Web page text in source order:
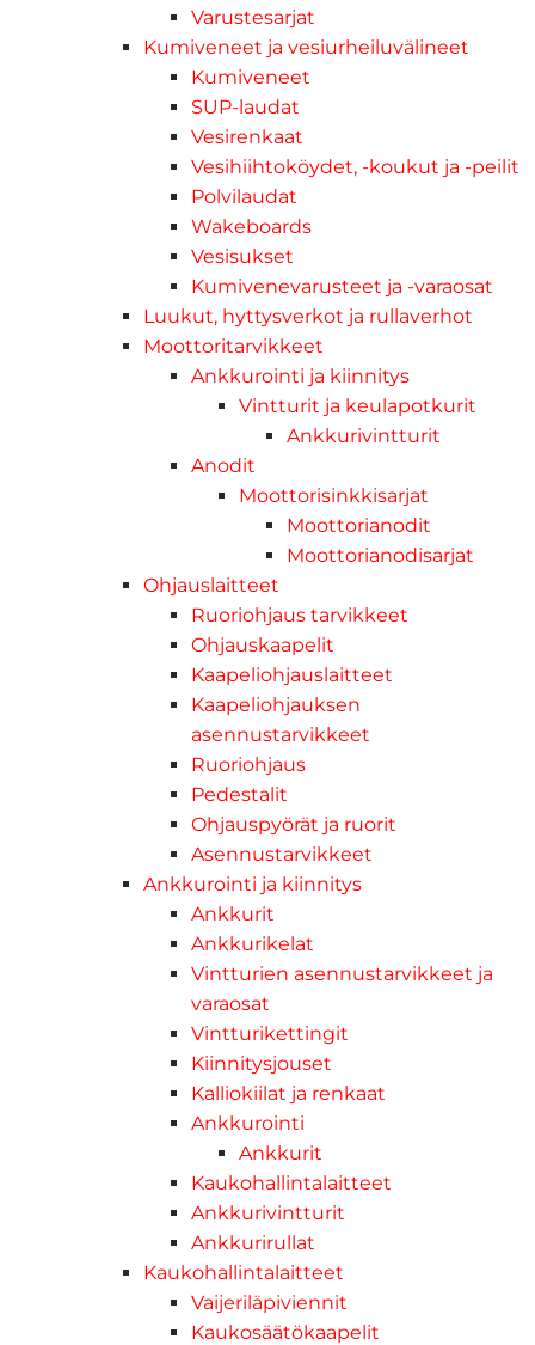
Varustesarjat
Kumiveneet ja vesiurheiluvälineet
Kumiveneet
SUP-laudat
Vesirenkaat
Vesihiihtoköydet, -koukut ja -peilit
Polvilaudat
Wakeboards
Vesisukset
Kumivenevarusteet ja -varaosat
Luukut, hyttysverkot ja rullaverhot
Moottoritarvikkeet
Ankkurointi ja kiinnitys
Vintturit ja keulapotkurit
Ankkurivintturit
Anodit
Moottorisinkkisarjat
Moottorianodit
Moottorianodisarjat
Ohjauslaitteet
Ruoriohjaus tarvikkeet
Ohjauskaapelit
Kaapeliohjauslaitteet
Kaapeliohjauksen
asennustarvikkeet
Ruoriohjaus
Pedestalit
Ohjauspyörät ja ruorit
Asennustarvikkeet
Ankkurointi ja kiinnitys
Ankkurit
Ankkurikelat
Vintturien asennustarvikkeet ja
varaosat
Vintturikettingit
Kiinnitysjouset
Kalliokiilat ja renkaat
Ankkurointi
Ankkurit
Kaukohallintalaitteet
Ankkurivintturit
Ankkurirullat
Kaukohallintalaitteet
Vaijeriläpiviennit
Kaukosäätökaapelit